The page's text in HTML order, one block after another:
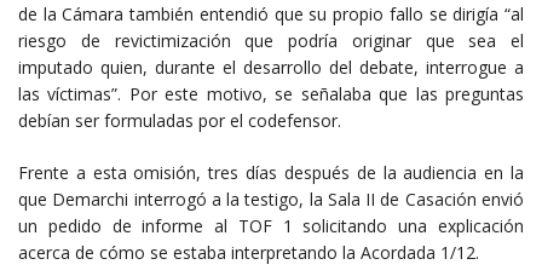
de la Cámara también entendió que su propio fallo se dirigía “al
riesgo de revictimización que podría originar que sea el
imputado quien, durante el desarrollo del debate, interrogue a
las víctimas”. Por este motivo, se señalaba que las preguntas
debían ser formuladas por el codefensor.
Frente a esta omisión, tres días después de la audiencia en la
que Demarchi interrogó a la testigo, la Sala II de Casación envió
un pedido de informe al TOF 1 solicitando una explicación
acerca de cómo se estaba interpretando la Acordada 1/12.